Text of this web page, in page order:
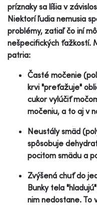
príznaky sa líšia v
Niektorí ľudia nemusia
problémy, zatiaľ čo iní
nešpecifických ťažkostí.
patria:
Časté močenie
krvi "preťažuje"
cukor vylúčiť
močeniu, a to aj v
Neustály smäd
spôsobuje
pocitom smädu a
Zvýšená chuť do
Bunky tela
nim nedostane. To